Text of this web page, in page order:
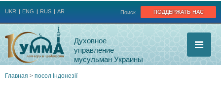
поддержать нас
Поиск
UKR ENG RUS AR
Духовное
управление
мусульман Украины
Главная > посол Індонезії